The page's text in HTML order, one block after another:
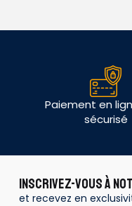
Paiement en
sécurisé
INSCRIVEZ-VOUS À
et recevez en